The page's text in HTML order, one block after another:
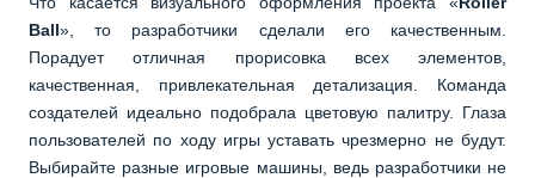
Ball», то разработчики сделали его качественным.
Порадует отличная прорисовка всех элементов,
качественная, привлекательная детализация. Команда
создателей идеально подобрала цветовую палитру. Глаза
пользователей по ходу игры уставать чрезмерно не будут.
Выбирайте разные игровые машины, ведь разработчики не